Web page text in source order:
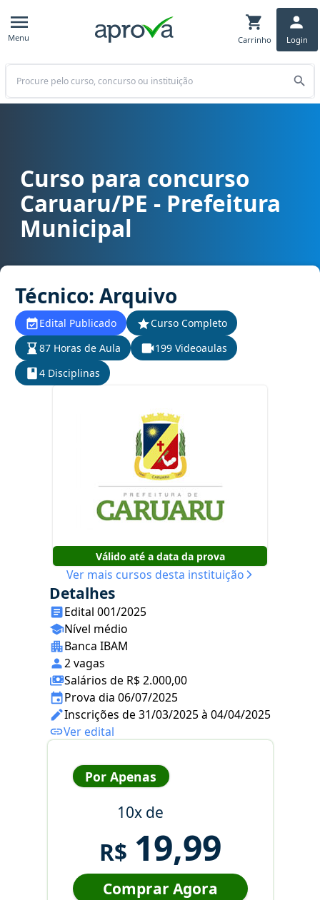
Menu Carrinho Login
Buscar
Curso para concurso Caruaru/PE - Prefeitura Municipal cargo
Curso para concurso
Caruaru/PE - Prefeitura
Municipal
Técnico: Arquivo
Edital Publicado
Curso Completo
87 Horas de Aula
199 Videoaulas
4 Disciplinas
Válido até a data da prova
Ver mais cursos desta instituição
Detalhes
Edital 001/2025
Nível médio
Banca IBAM
2 vagas
Salários de R$ 2.000,00
Prova dia 06/07/2025
Inscrições de 31/03/2025 à 04/04/2025
Ver edital
Por Apenas
10x de
R$ 19,99
Comprar Agora